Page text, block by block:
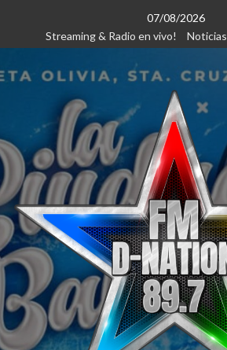
contenido
07/08/2026
Streaming & Radio en vivo!
Noticias